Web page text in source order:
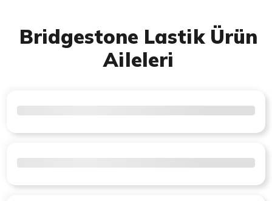
Bridgestone Lastik Ürün
Aileleri